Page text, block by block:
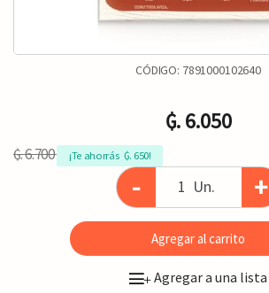
CÓDIGO: 7891000102640
₲. 6.050
₲. 6.700 ¡Te ahorrás  ₲. 650!
- Un. +
Agregar al carrito
+Agregar a una lista